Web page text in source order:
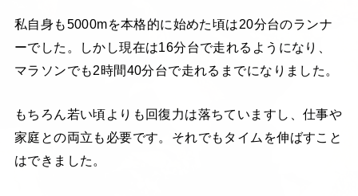
私自身も5000mを本格的に始めた頃は20分台のランナ
ーでした。しかし現在は16分台で走れるようになり、
マラソンでも2時間40分台で走れるまでになりました。
もちろん若い頃よりも回復力は落ちていますし、仕事や
家庭との両立も必要です。それでもタイムを伸ばすこと
はできました。